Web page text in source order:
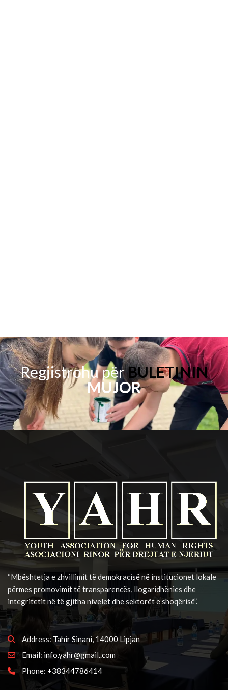
Regjistrohu përBULETININ
MUJOR
“Mbështetja e zhvillimit të demokracisë në institucionet lokale
përmes promovimit të transparencës, llogaridhënies dhe
integritetit në të gjitha nivelet dhe sektorët e shoqërisë”.
Address: Tahir Sinani, 14000 Lipjan
Email: info.yahr@gmail..com
Phone: +38344786414